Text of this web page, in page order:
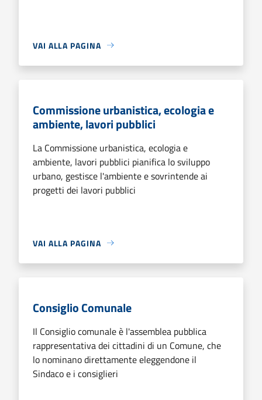
VAI ALLA PAGINA
Commissione urbanistica, ecologia e
ambiente, lavori pubblici
La Commissione urbanistica, ecologia e
ambiente, lavori pubblici pianifica lo sviluppo
urbano, gestisce l'ambiente e sovrintende ai
progetti dei lavori pubblici
VAI ALLA PAGINA
Consiglio Comunale
Il Consiglio comunale è l'assemblea pubblica
rappresentativa dei cittadini di un Comune, che
lo nominano direttamente eleggendone il
Sindaco e i consiglieri